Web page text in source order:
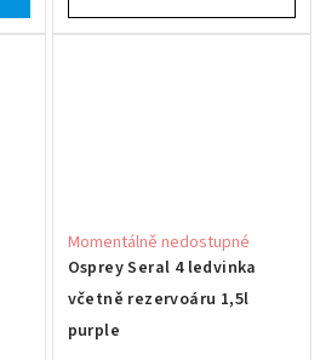
Osprey Seral 4 ledvinka
včetně rezervoáru 1,5l
purple
Momentálně nedostupné